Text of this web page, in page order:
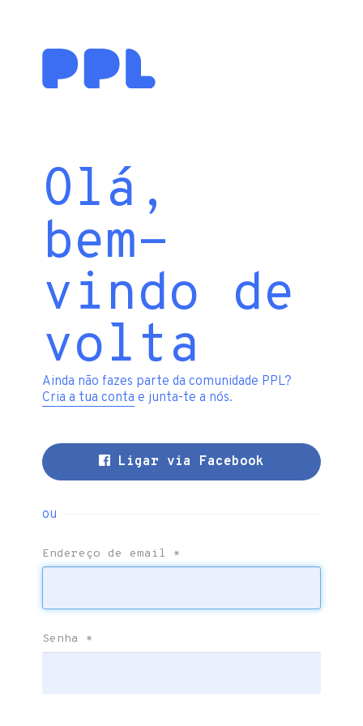
Olá,
bem-
vindo de
volta
Ainda não fazes parte da comunidade PPL?
Cria a tua conta e junta-te a nós.
Ligar via Facebook
ou
Endereço de email *
Senha *